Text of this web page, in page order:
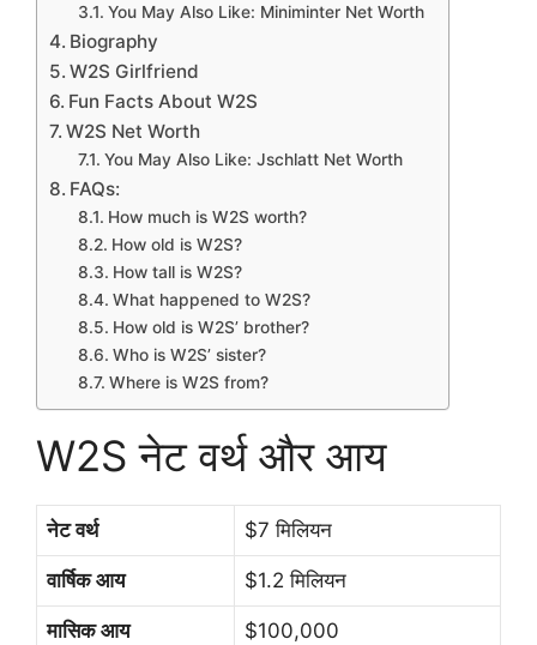
You May Also Like: Miniminter Net Worth
Biography
W2S Girlfriend
Fun Facts About W2S
W2S Net Worth
You May Also Like: Jschlatt Net Worth
FAQs:
How much is W2S worth?
How old is W2S?
How tall is W2S?
What happened to W2S?
How old is W2S’ brother?
Who is W2S’ sister?
Where is W2S from?
W2S नेट वर्थ और आय
नेट वर्थ $7 मिलियन
वार्षिक आय $1.2 मिलियन
मासिक आय $100,000